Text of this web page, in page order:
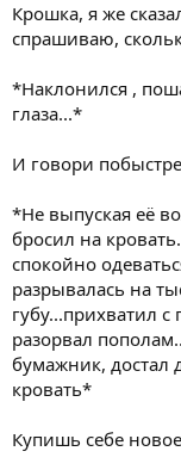
Крошка, я же
спрашиваю,
*Наклонился ,
глаза...*
И говори
*Не выпуская её
бросил на
спокойно
разрывалась на
губу...прихватил
разорвал
бумажник, достал
кровать*
Купишь себе